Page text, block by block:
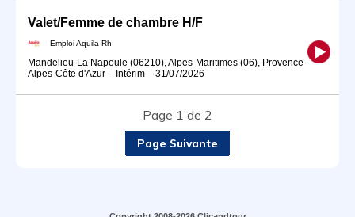
Valet/Femme de chambre H/F
Emploi Aquila Rh
Mandelieu-La Napoule (06210), Alpes-Maritimes (06), Provence-
Alpes-Côte d'Azur - Intérim - 31/07/2026
Page 1 de 2
Page Suivante